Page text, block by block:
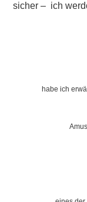
sicher – ich
habe ich